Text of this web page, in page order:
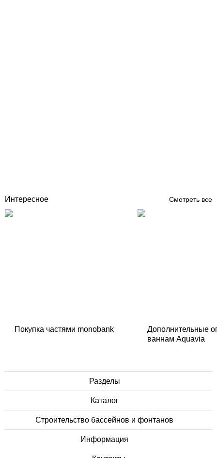
Интересное Смотреть все
Покупка частями monobank
Дополнительные
ваннам Aquavia
Разделы
Каталог
Строительство бассейнов и фонтанов
Информация